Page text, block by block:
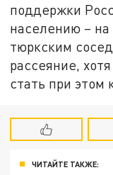
поддержки
населению –
тюркским
рассеяние,
стать при этом
ЧИТАЙТЕ ТАКЖЕ: